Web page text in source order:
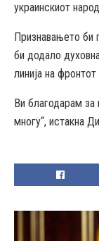
украинскиот
Признавањето би
би додало
линија на
Ви благодарам
многу“, истакна